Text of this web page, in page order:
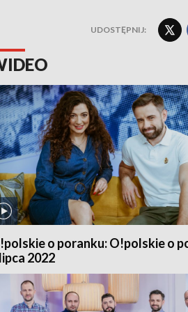
UDOSTĘPNIJ:
o poranku: O!polskie o
2022